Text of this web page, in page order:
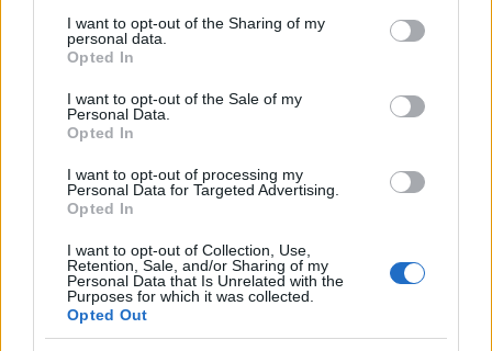
not limited to your visit or usage behaviour. You may click to
grant or deny consent to Google and its third-party tags to
use your data for below specified purposes in below Google
consent section.
I want to opt-out of the Sharing of my
personal data.
Opted In
I want to opt-out of the Sale of my
Personal Data.
Opted In
I want to opt-out of processing my
Personal Data for Targeted Advertising.
Opted In
I want to opt-out of Collection, Use,
Retention, Sale, and/or Sharing of my
Personal Data that Is Unrelated with the
Purposes for which it was collected.
Opted Out
sereget tudott szembeállítani, melyet részben gyerekek és
öregek alkottak. Az ellenség túlerejét I. Napóleon katonai-
győzelemre nem volt esélye.